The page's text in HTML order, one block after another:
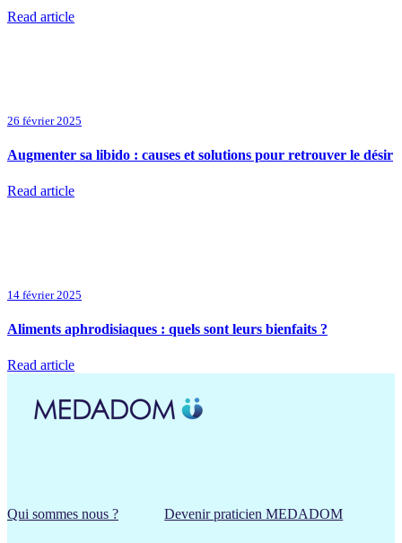
Read article
26 février 2025
Augmenter sa libido : causes et solutions pour retrouver le désir
Read article
14 février 2025
Aliments aphrodisiaques : quels sont leurs bienfaits ?
Read article
Qui sommes nous ? Devenir praticien MEDADOM